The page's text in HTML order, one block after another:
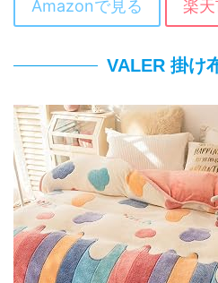
Amazonで見る
楽
VALER 掛け